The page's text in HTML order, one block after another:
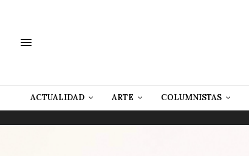
ACTUALIDAD ARTE COLUMNISTAS